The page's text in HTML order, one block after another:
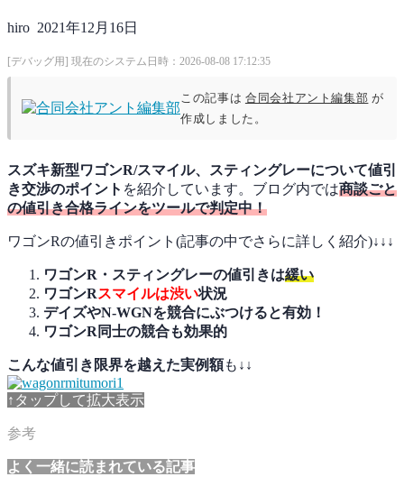
hiro 2021年12月16日
[デバッグ用] 現在のシステム日時：2026-08-08 17:12:35
この記事は 合同会社アント編集部 が
作成しました。
スズキ新型ワゴンR/スマイル、スティングレーについて値引
き交渉のポイント を紹介しています。ブログ内では商談ごと
の値引き合格ラインをツールで判定中！
ワゴンRの値引きポイント(記事の中でさらに詳しく紹介)↓↓↓
ワゴンR・スティングレーの値引きは緩い
ワゴンRスマイルは渋い状況
デイズやN-WGNを競合にぶつけると有効！
ワゴンR同士の競合も効果的
こんな値引き限界を越えた実例額も↓↓
↑タップして拡大表示
よく一緒に読まれている記事